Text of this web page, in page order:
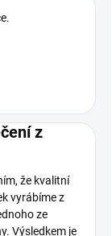
z
že kvalitní
vyrábíme z
ze
Výsledkem je